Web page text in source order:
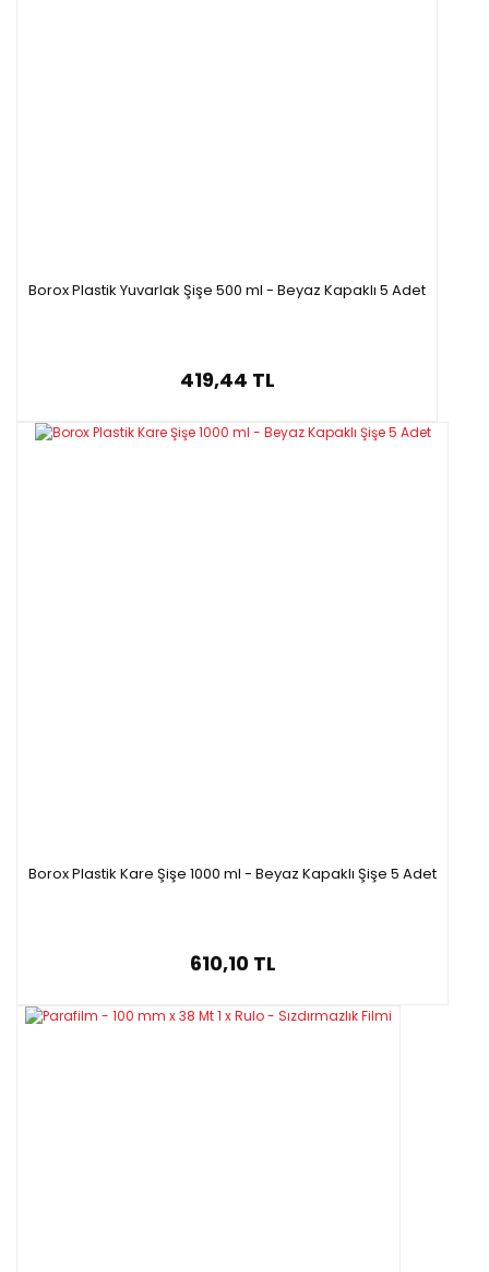
Borox Plastik Yuvarlak Şişe 500 ml - Beyaz Kapaklı 5 Adet
419,44 TL
Borox Plastik Kare Şişe 1000 ml - Beyaz Kapaklı Şişe 5 Adet
610,10 TL